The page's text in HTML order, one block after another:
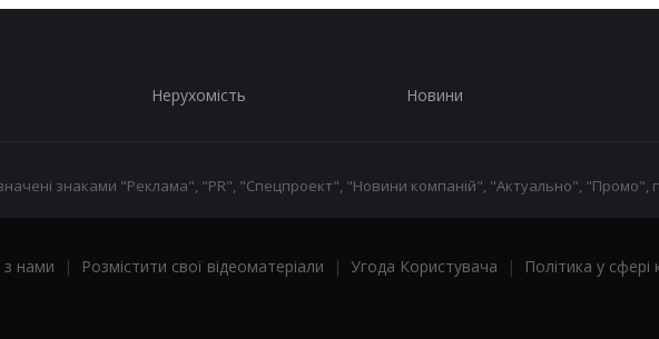
Нерухомість Новини
знаками "Реклама", "PR", "Спецпроект", "Новини компаній", "Актуально", "Промо",
з нами | Розмістити свої відеоматеріали | Угода Користувача |
Політика у сфері